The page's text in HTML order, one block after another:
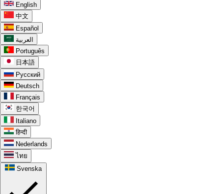
English
中文
Español
العربية
Português
日本語
Русский
Deutsch
Français
한국어
Italiano
हिन्दी
Nederlands
ไทย
Svenska